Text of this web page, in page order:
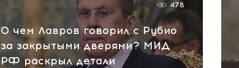
О чем Лавров говорил с Рубио
за закрытыми дверями? МИД
РФ раскрыл детали
478